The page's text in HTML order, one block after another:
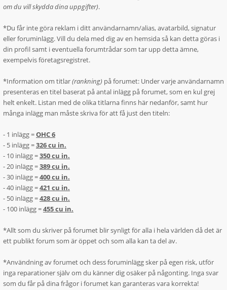
om du vill skydda dina uppgifter).
*Du får inte göra reklam i ditt användarnamn/alias, avatarbild, signatur
eller foruminlägg. Vill du dela med dig av en hemsida så kan detta göras i
din profil samt i eventuella forumtrådar som tar upp detta ämne,
exempelvis företagsregistret.
*Information om titlar(rankning) på forumet: Under varje användarnamn
presenteras en titel baserat på antal inlägg på forumet, som en kul grej
helt enkelt. Listan med de olika titlarna finns här nedanför, samt hur
många inlägg man måste skriva för att få just den titeln:
- 1 inlägg =OHC 6
- 5 inlägg =326 cu in.
- 10 inlägg =350 cu in.
- 20 inlägg =389 cu in.
- 30 inlägg =400 cu in.
- 40 inlägg =421 cu in.
- 50 inlägg =428 cu in.
- 100 inlägg =455 cu in.
*Allt som du skriver på forumet blir synligt för alla i hela världen då det är
ett publikt forum som är öppet och som alla kan ta del av.
*Användning av forumet och dess foruminlägg sker på egen risk, utför
inga reparationer själv om du känner dig osäker på någonting. Inga svar
som du får på dina frågor i forumet kan garanteras vara korrekta!